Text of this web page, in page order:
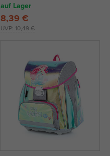
auf Lager
UVP: 10,49 €
8,39 €